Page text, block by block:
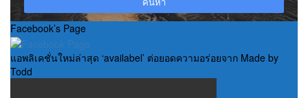
Facebook’s Page
แอพลิเคชั่นใหม่ล่าสุด ‘availabel’ ต่อยอดความอร่อยจาก Made by
Todd